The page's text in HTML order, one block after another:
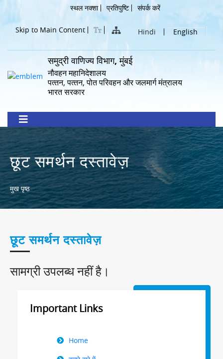
main
Header
Menu
स्थल नक्शा प्रतिपुष्टि संपर्क करें
Skip to Main Content Hindi English
समुद्री वाणिज्य विभाग, मुंबई
नौवहन महानिदेशालय
पत्‍तन, पत्‍तन, पोत परिवहन और जलमार्ग मंत्रालय
भारत सरकार
छूट समर्थन दस्तावेज़
Breadcrumb
मुख पृष्ठ
छूट समर्थन दस्तावेज़
सामग्री उपलब्ध नहीं है।
Important Links
RightHome